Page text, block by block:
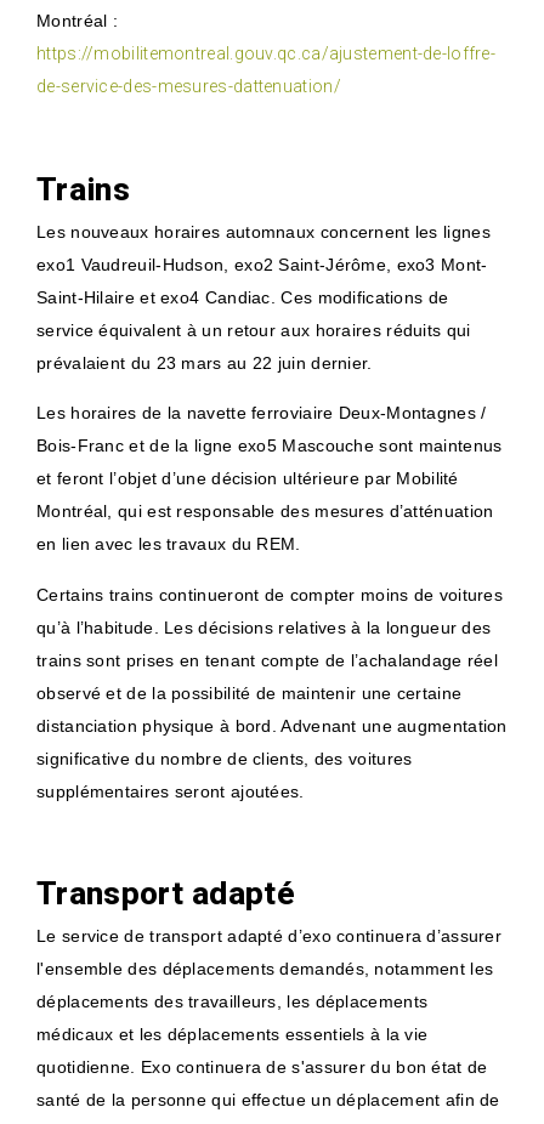
Montréal :
https://mobilitemontreal.gouv.qc.ca/ajustement-de-loffre-
de-service-des-mesures-dattenuation/
Trains
Les nouveaux horaires automnaux concernent les lignes
exo1 Vaudreuil-Hudson, exo2 Saint-Jérôme, exo3 Mont-
Saint-Hilaire et exo4 Candiac. Ces modifications de
service équivalent à un retour aux horaires réduits qui
prévalaient du 23 mars au 22 juin dernier.
Les horaires de la navette ferroviaire Deux-Montagnes /
Bois-Franc et de la ligne exo5 Mascouche sont maintenus
et feront l’objet d’une décision ultérieure par Mobilité
Montréal, qui est responsable des mesures d’atténuation
en lien avec les travaux du REM.
Certains trains continueront de compter moins de voitures
qu’à l’habitude. Les décisions relatives à la longueur des
trains sont prises en tenant compte de l’achalandage réel
observé et de la possibilité de maintenir une certaine
distanciation physique à bord. Advenant une augmentation
significative du nombre de clients, des voitures
supplémentaires seront ajoutées.
Transport adapté
Le service de transport adapté d’exo continuera d’assurer
l'ensemble des déplacements demandés, notamment les
déplacements des travailleurs, les déplacements
médicaux et les déplacements essentiels à la vie
quotidienne. Exo continuera de s'assurer du bon état de
santé de la personne qui effectue un déplacement afin de